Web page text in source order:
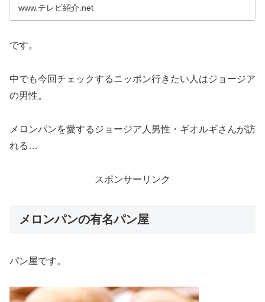
切り上げた切り剣が話題...
www.テレビ紹介.net
です。
中でも今回チェックするニッポン行きたい人はジョージア
の男性。
メロンパンを愛するジョージア人男性・ギオルギさんが訪
れる…
スポンサーリンク
メロンパンの有名パン屋
パン屋です。